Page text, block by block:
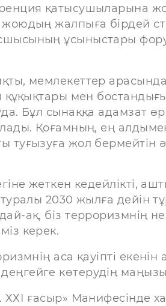
қатысушыларына
жалпыға бірдей
ұсыныстары
мемлекеттер
құқықтары мен
Бұл сынаққа адамзат
Қоғамның, ең
туғызуға жол бермейтін
жеткен кедейлікті,
2030 жылға дейін
ақ, біз терроризмнің
керек.
аса қауіпті екенін
көтерудің
ғасыр» Манифесінде